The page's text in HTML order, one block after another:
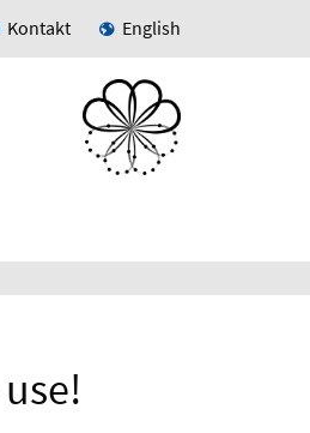
Kontakt English